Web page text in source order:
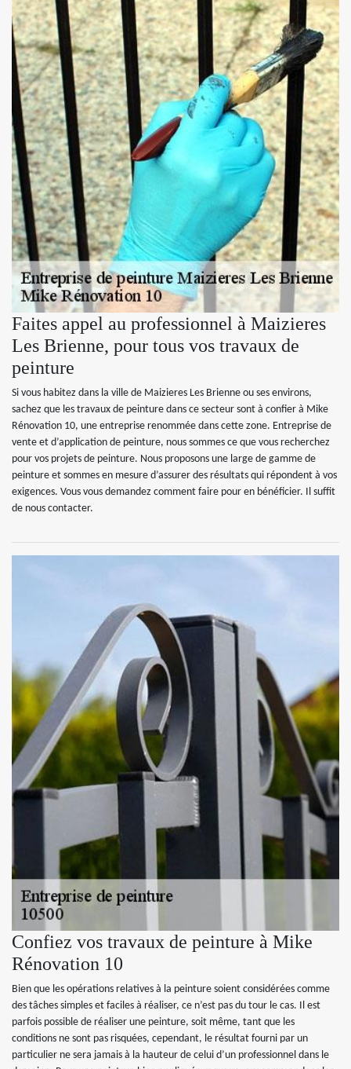
Faites appel au professionnel à Maizieres
Les Brienne, pour tous vos travaux de
peinture
Si vous habitez dans la ville de Maizieres Les Brienne ou ses environs,
sachez que les travaux de peinture dans ce secteur sont à confier à Mike
Rénovation 10, une entreprise renommée dans cette zone. Entreprise de
vente et d’application de peinture, nous sommes ce que vous recherchez
pour vos projets de peinture. Nous proposons une large de gamme de
peinture et sommes en mesure d’assurer des résultats qui répondent à vos
exigences. Vous vous demandez comment faire pour en bénéficier. Il suffit
de nous contacter.
Confiez vos travaux de peinture à Mike
Rénovation 10
Bien que les opérations relatives à la peinture soient considérées comme
des tâches simples et faciles à réaliser, ce n’est pas du tour le cas. Il est
parfois possible de réaliser une peinture, soit même, tant que les
conditions ne sont pas risquées, cependant, le résultat fourni par un
particulier ne sera jamais à la hauteur de celui d’un professionnel dans le